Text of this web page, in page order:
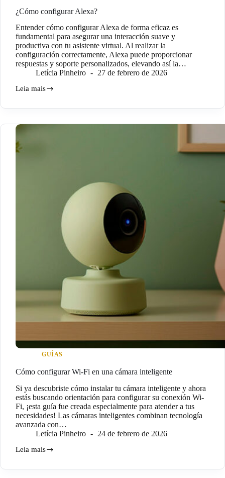
¿Cómo configurar Alexa?
Entender cómo configurar Alexa de forma eficaz es
fundamental para asegurar una interacción suave y
productiva con tu asistente virtual. Al realizar la
configuración correctamente, Alexa puede proporcionar
respuestas y soporte personalizados, elevando así la…
Letícia Pinheiro
27 de febrero de 2026
Leia mais
¿Cómo
Alexa?
GUÍAS
Cómo configurar Wi-Fi en una cámara inteligente
Si ya descubriste cómo instalar tu cámara inteligente y ahora
estás buscando orientación para configurar su conexión Wi-
Fi, ¡esta guía fue creada especialmente para atender a tus
necesidades! Las cámaras inteligentes combinan tecnología
avanzada con…
Letícia Pinheiro
24 de febrero de 2026
Leia mais
Cómo
Wi-